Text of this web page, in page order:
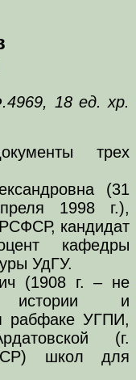
18 ед. хр.
трех
(31
1998 г.),
кандидат
кафедры
УдГУ.
(1908 г. – не
истории и
рабфаке УГПИ,
(г.
школ для